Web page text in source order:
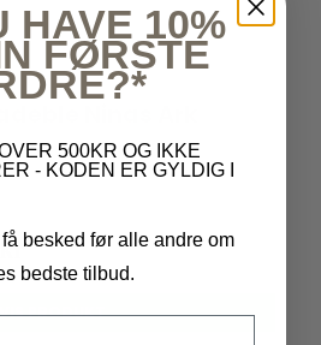
Ninas Ark
kr
PRODUKT
HAVE 10%
FØRSTE
500KR OG IKKE
- KODEN ER GYLDIG I
besked før alle andre om
bedste tilbud.